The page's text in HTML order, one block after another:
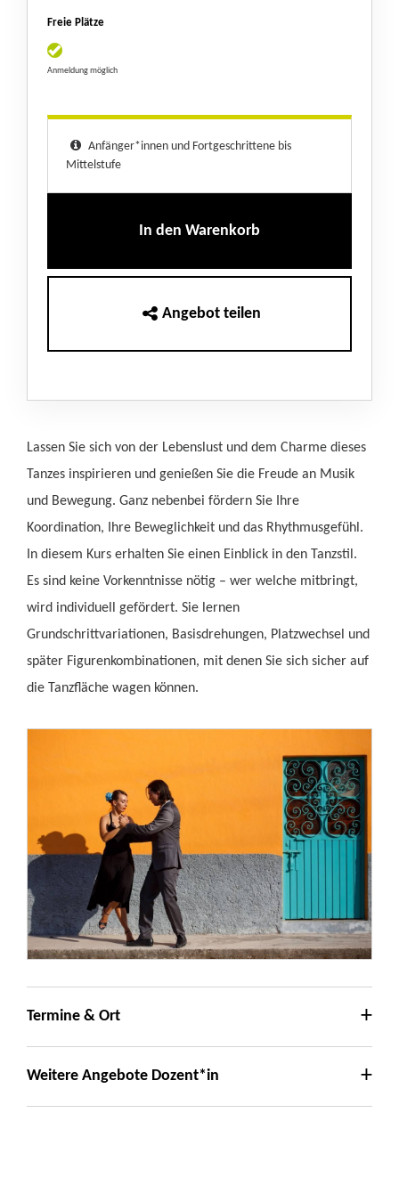
Freie Plätze
Anmeldung möglich
Anfänger*innen und Fortgeschrittene bis
Mittelstufe
In den Warenkorb
Angebot teilen
Lassen Sie sich von der Lebenslust und dem Charme dieses
Tanzes inspirieren und genießen Sie die Freude an Musik
und Bewegung. Ganz nebenbei fördern Sie Ihre
Koordination, Ihre Beweglichkeit und das Rhythmusgefühl.
In diesem Kurs erhalten Sie einen Einblick in den Tanzstil.
Es sind keine Vorkenntnisse nötig – wer welche mitbringt,
wird individuell gefördert. Sie lernen
Grundschrittvariationen, Basisdrehungen, Platzwechsel und
später Figurenkombinationen, mit denen Sie sich sicher auf
die Tanzfläche wagen können.
Termine & Ort
Weitere Angebote Dozent*in